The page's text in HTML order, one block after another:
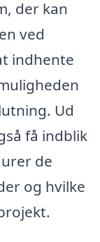
der kan
ved
indhente
Ud
få indblik
de
og hvilke